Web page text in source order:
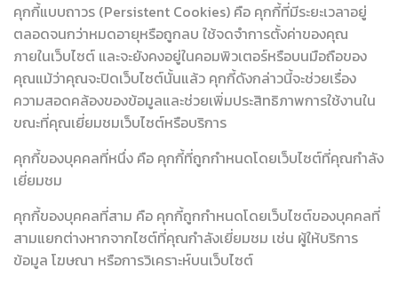
คุกกี้แบบถาวร (Persistent Cookies) คือ คุกกี้ที่มีระยะเวลาอยู่
ตลอดจนกว่าหมดอายุหรือถูกลบ ใช้จดจำการตั้งค่าของคุณ
ภายในเว็บไซต์ และจะยังคงอยู่ในคอมพิวเตอร์หรือบนมือถือของ
คุณแม้ว่าคุณจะปิดเว็บไซต์นั้นแล้ว คุกกี้ดังกล่าวนี้จะช่วยเรื่อง
ความสอดคล้องของข้อมูลและช่วยเพิ่มประสิทธิภาพการใช้งานใน
ขณะที่คุณเยี่ยมชมเว็บไซต์หรือบริการ
คุกกี้ของบุคคลที่หนึ่ง คือ คุกกี้ที่ถูกกำหนดโดยเว็บไซต์ที่คุณกำลัง
เยี่ยมชม
คุกกี้ของบุคคลที่สาม คือ คุกกี้ถูกกำหนดโดยเว็บไซต์ของบุคคลที่
สามแยกต่างหากจากไซต์ที่คุณกำลังเยี่ยมชม เช่น ผู้ให้บริการ
ข้อมูล โฆษณา หรือการวิเคราะห์บนเว็บไซต์